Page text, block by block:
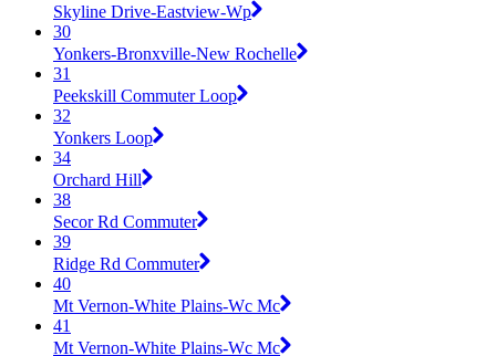
Skyline Drive-Eastview-Wp
30
Yonkers-Bronxville-New Rochelle
31
Peekskill Commuter Loop
32
Yonkers Loop
34
Orchard Hill
38
Secor Rd Commuter
39
Ridge Rd Commuter
40
Mt Vernon-White Plains-Wc Mc
41
Mt Vernon-White Plains-Wc Mc